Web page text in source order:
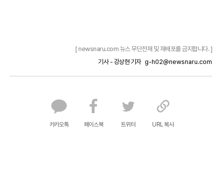
[ newsnaru.com 뉴스 무단전재 및 재배포를 금지합니다. ]
기사 - 강상현 기자 g-h02@newsnaru.com
카카오톡 페이스북 트위터 URL 복사